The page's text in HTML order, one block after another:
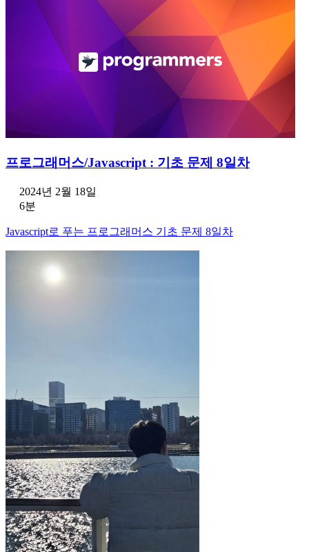
프로그래머스/Javascript : 기초 문제 8일차
2024년 2월 18일
6분
Javascript로 푸는 프로그래머스 기초 문제 8일차